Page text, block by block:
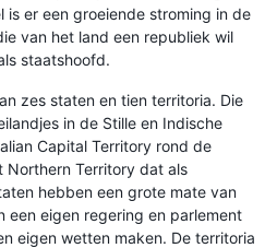
is er een groeiende stroming in de
van het land een republiek wil
staatshoofd.
zes staten en tien territoria. Die
in de Stille en Indische
Capital Territory rond de
Northern Territory dat als
hebben een grote mate van
een eigen regering en parlement
eigen wetten maken. De territoria